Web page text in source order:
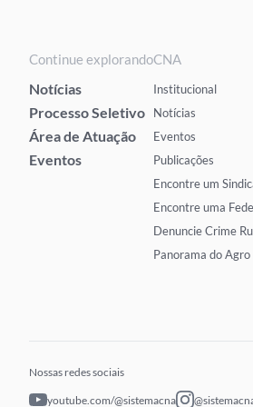
Continue explorando
Notícias
Processo Seletivo
Área de Atuação
Eventos
CNA
Institucional
Notícias
Eventos
Publicações
Encontre um
Encontre uma
Denuncie Crime
Panorama do Agro
Nossas redes sociais
youtube.com/@sistemacna